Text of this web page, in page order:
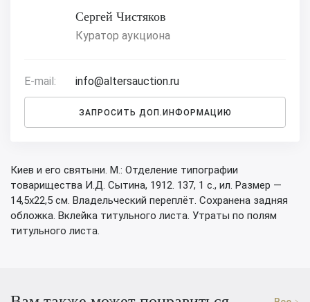
Сергей Чистяков
Куратор аукциона
E-mail: info@altersauction.ru
ЗАПРОСИТЬ ДОП.ИНФОРМАЦИЮ
Киев и его святыни. М.: Отделение типографии
товарищества И.Д. Сытина, 1912. 137, 1 с., ил. Размер —
14,5х22,5 см. Владельческий переплёт. Сохранена задняя
обложка. Вклейка титульного листа. Утраты по полям
титульного листа.